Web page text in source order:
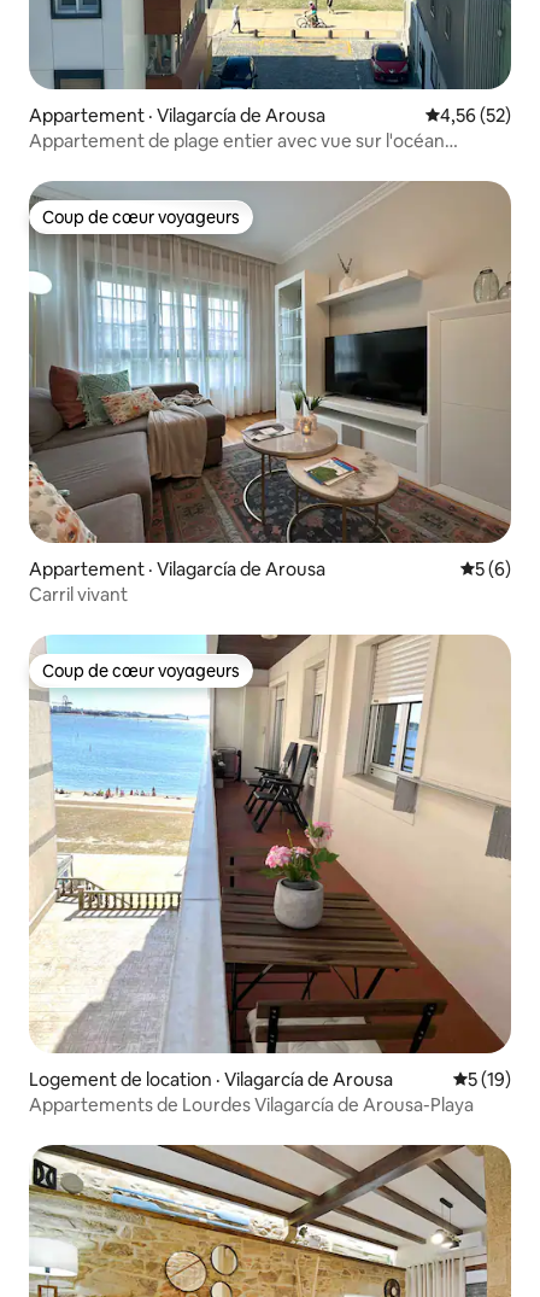
Appartement · Vilagarcía de Arousa Note
4,56 (52)
Appartement de plage entier avec vue sur l'océan
Coup de cœur voyageurs
Coup de cœur voyageurs
Appartement · Vilagarcía de Arousa Note
5 (6)
Carril vivant
Coup de cœur voyageurs
Coup de cœur voyageurs
Logement de location · Vilagarcía de Arousa Note
5 (19)
Appartements de Lourdes Vilagarcía de Arousa-Playa